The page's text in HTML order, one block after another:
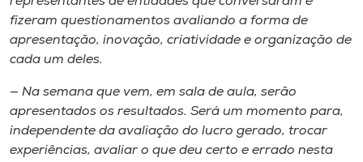
fizeram questionamentos avaliando a forma de
apresentação, inovação, criatividade e organização de
cada um deles.
— Na semana que vem, em sala de aula, serão
apresentados os resultados. Será um momento para,
independente da avaliação do lucro gerado, trocar
experiências, avaliar o que deu certo e errado nesta